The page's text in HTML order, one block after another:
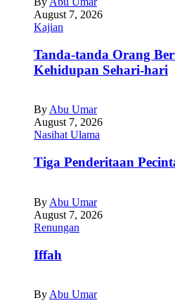
August 7, 2026
Kajian
Tanda-tanda Orang
Kehidupan Sehari-hari
ByAbu Umar
August 7, 2026
Nasihat Ulama
Tiga Penderitaan
By Abu Umar
August 7, 2026
Renungan
Iffah
By Abu Umar